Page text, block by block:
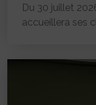
Du 30 juillet
accueillera ses